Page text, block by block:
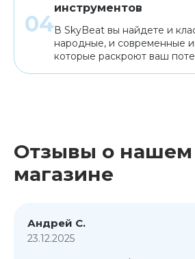
инструментов
В SkyBeat вы найдете и
народные, и современные
которые раскроют ваш
Отзывы о нашем
магазине
Андрей С.
23.12.2025